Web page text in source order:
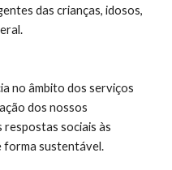
das crianças, idosos,
no âmbito dos serviços
dos nossos
respostas sociais às
forma sustentável.